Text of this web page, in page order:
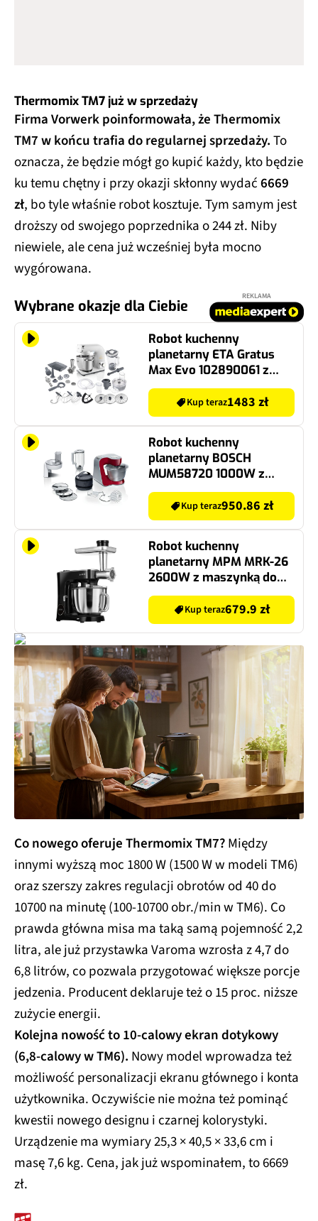
Thermomix TM7 już w sprzedaży
Firma Vorwerk poinformowała, że Thermomix
TM7 w końcu trafia do regularnej sprzedaży.To
oznacza, że będzie mógł go kupić każdy, kto będzie
ku temu chętny i przy okazji skłonny wydać6669
zł, bo tyle właśnie robot kosztuje. Tym samym jest
droższy od swojego poprzednika o 244 zł. Niby
niewiele, ale cena już wcześniej była mocno
wygórowana.
Wybrane okazje dla Ciebie
REKLAMA
Robot kuchenny
planetarny ETA Gratus
Max Evo 102890061 z
maszynką do mięsa i
blenderem kielichowym
Kup teraz1483 zł
Robot kuchenny
planetarny BOSCH
MUM58720 1000W z
rozdrabniaczem
Kup teraz950.86 zł
Robot kuchenny
planetarny MPM MRK-26
2600W z maszynką do
Kup teraz679.9 zł
Co nowego oferuje Thermomix TM7?Między
innymi wyższą moc 1800 W (1500 W w modeli TM6)
oraz szerszy zakres regulacji obrotów od 40 do
10700 na minutę (100-10700 obr./min w TM6). Co
prawda główna misa ma taką samą pojemność 2,2
litra, ale już przystawka Varoma wzrosła z 4,7 do
6,8 litrów, co pozwala przygotować większe porcje
jedzenia. Producent deklaruje też o 15 proc. niższe
zużycie energii.
Kolejna nowość to 10-calowy ekran dotykowy
(6,8-calowy w TM6). Nowy model wprowadza też
możliwość personalizacji ekranu głównego i konta
użytkownika. Oczywiście nie można też pominąć
kwestii nowego designu i czarnej kolorystyki.
Urządzenie ma wymiary 25,3 × 40,5 × 33,6 cm i
masę 7,6 kg. Cena, jak już wspominałem, to 6669
zł.